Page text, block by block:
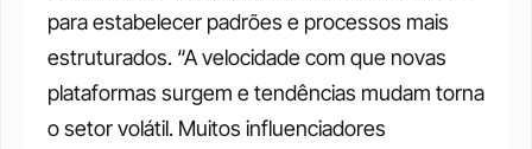
para estabelecer padrões e processos mais
estruturados. “A velocidade com que novas
plataformas surgem e tendências mudam torna
o setor volátil. Muitos influenciadores